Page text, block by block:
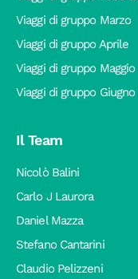
Viaggi di gruppo Marzo
Viaggi di gruppo Aprile
Viaggi di gruppo Maggio
Viaggi di gruppo Giugno
Il Team
Nicolò Balini
Carlo J Laurora
Daniel Mazza
Stefano Cantarini
Claudio Pelizzeni